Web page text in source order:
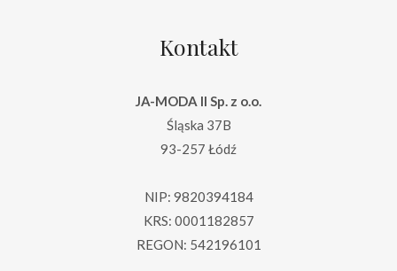
Kontakt
JA-MODA II Sp. z o.o.
Śląska 37B
93-257 Łódź
NIP: 9820394184
KRS: 0001182857
REGON: 542196101